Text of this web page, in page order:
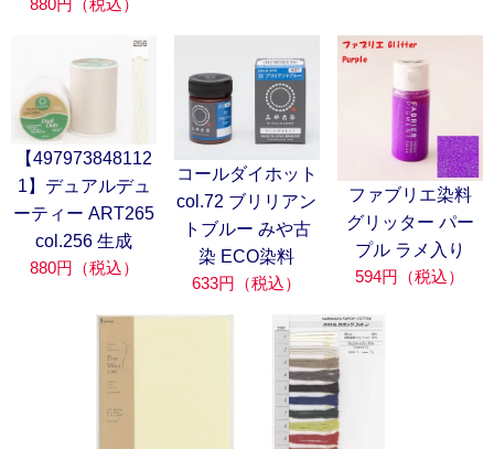
880円（税込）
【497973848112
1】デュアルデュ
ーティー ART265
col.256 生成
880円（税込）
コールダイホット
col.72 ブリリアン
トブルー みや古
染 ECO染料
633円（税込）
ファブリエ染料
グリッター パー
プル ラメ入り
594円（税込）